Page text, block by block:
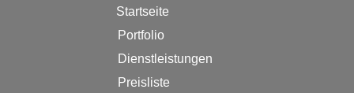
Startseite
Portfolio
Dienstleistungen
Preisliste